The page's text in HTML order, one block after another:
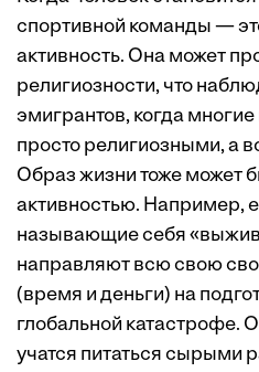
спортивной команды —
активность. Она может
религиозности, что
эмигрантов, когда многие
просто религиозными, а
Образ жизни тоже может
активностью. Например,
называющие себя
направляют всю свою
(время и деньги) на
глобальной катастрофе.
учатся питаться сырыми